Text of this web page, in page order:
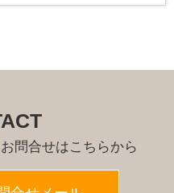
問合せはこちらから